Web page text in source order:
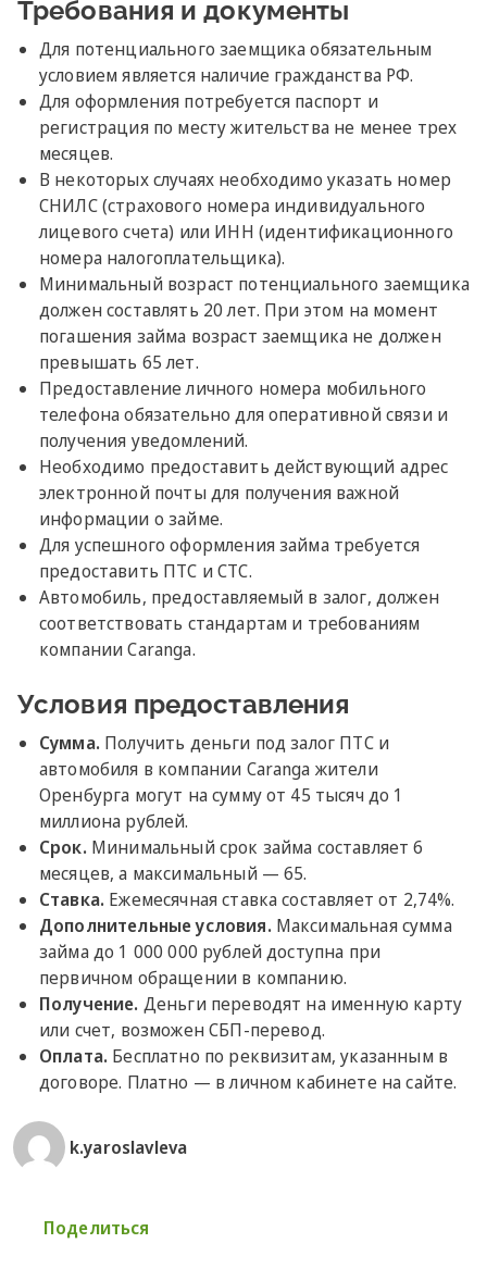
Требования и документы
Для потенциального заемщика обязательным
условием является наличие гражданства РФ.
Для оформления потребуется паспорт и
регистрация по месту жительства не менее трех
месяцев.
В некоторых случаях необходимо указать номер
СНИЛС (страхового номера индивидуального
лицевого счета) или ИНН (идентификационного
номера налогоплательщика).
Минимальный возраст потенциального заемщика
должен составлять 20 лет. При этом на момент
погашения займа возраст заемщика не должен
превышать 65 лет.
Предоставление личного номера мобильного
телефона обязательно для оперативной связи и
получения уведомлений.
Необходимо предоставить действующий адрес
электронной почты для получения важной
информации о займе.
Для успешного оформления займа требуется
предоставить ПТС и СТС.
Автомобиль, предоставляемый в залог, должен
соответствовать стандартам и требованиям
компании Caranga.
Условия предоставления
Сумма.Получить деньги под залог ПТС и
автомобиля в компании Caranga жители
Оренбурга могут на сумму от 45 тысяч до 1
миллиона рублей.
Срок. Минимальный срок займа составляет 6
месяцев, а максимальный — 65.
Ставка. Ежемесячная ставка составляет от 2,74%.
Дополнительные условия. Максимальная сумма
займа до 1 000 000 рублей доступна при
первичном обращении в компанию.
Получение. Деньги переводят на именную карту
или счет, возможен СБП-перевод.
Оплата. Бесплатно по реквизитам, указанным в
договоре. Платно — в личном кабинете на сайте.
k.yaroslavleva
Поделиться